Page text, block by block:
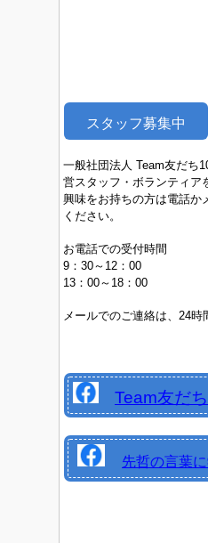
スタッフ募集中
一般社団法人 Team友だち
営スタッフ・ボランティア
興味をお持ちの方は電話か
ください。
お電話での受付時間
9：30～12：00
13：00～18：00
メールでのご連絡は、24時
Team友だ
先哲の言葉